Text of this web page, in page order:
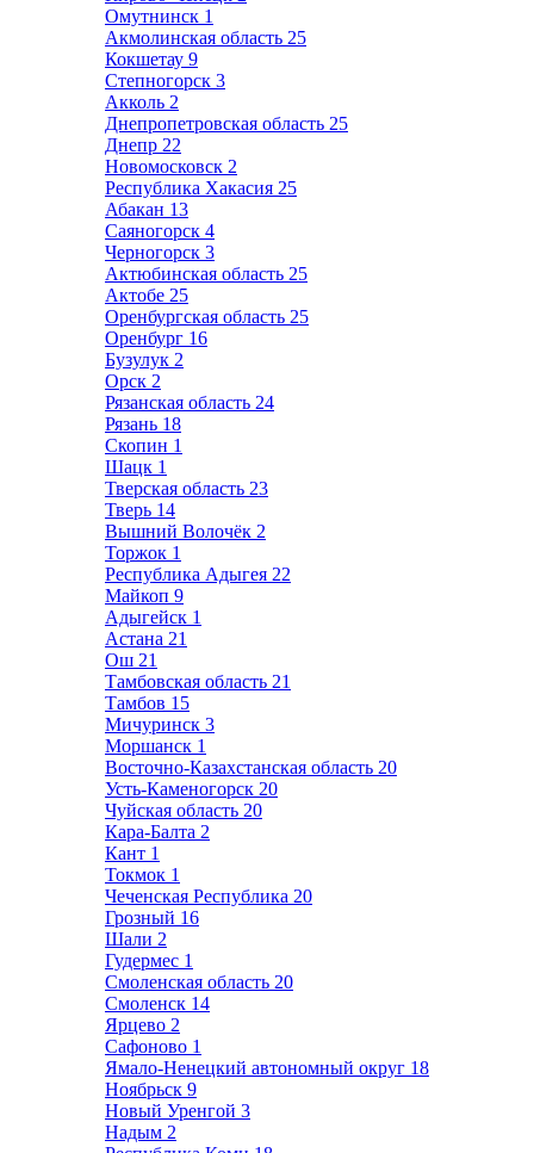
Омутнинск 1
Акмолинская область 25
Кокшетау 9
Степногорск 3
Акколь 2
Днепропетровская область 25
Днепр 22
Новомосковск 2
Республика Хакасия 25
Абакан 13
Саяногорск 4
Черногорск 3
Актюбинская область 25
Актобе 25
Оренбургская область 25
Оренбург 16
Бузулук 2
Орск 2
Рязанская область 24
Рязань 18
Скопин 1
Шацк 1
Тверская область 23
Тверь 14
Вышний Волочёк 2
Торжок 1
Республика Адыгея 22
Майкоп 9
Адыгейск 1
Астана 21
Ош 21
Тамбовская область 21
Тамбов 15
Мичуринск 3
Моршанск 1
Восточно-Казахстанская область 20
Усть-Каменогорск 20
Чуйская область 20
Кара-Балта 2
Кант 1
Токмок 1
Чеченская Республика 20
Грозный 16
Шали 2
Гудермес 1
Смоленская область 20
Смоленск 14
Ярцево 2
Сафоново 1
Ямало-Ненецкий автономный округ 18
Ноябрьск 9
Новый Уренгой 3
Надым 2